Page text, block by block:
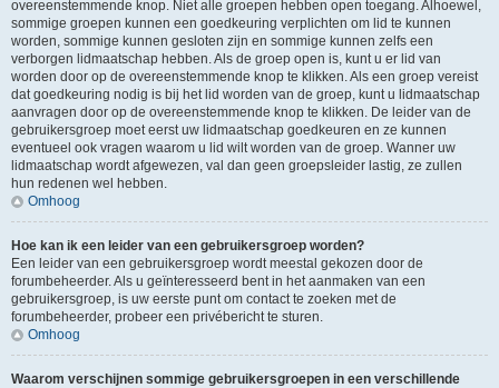
overeenstemmende knop. Niet alle groepen hebben open toegang. Alhoewel,
sommige groepen kunnen een goedkeuring verplichten om lid te kunnen
worden, sommige kunnen gesloten zijn en sommige kunnen zelfs een
verborgen lidmaatschap hebben. Als de groep open is, kunt u er lid van
worden door op de overeenstemmende knop te klikken. Als een groep vereist
dat goedkeuring nodig is bij het lid worden van de groep, kunt u lidmaatschap
aanvragen door op de overeenstemmende knop te klikken. De leider van de
gebruikersgroep moet eerst uw lidmaatschap goedkeuren en ze kunnen
eventueel ook vragen waarom u lid wilt worden van de groep. Wanner uw
lidmaatschap wordt afgewezen, val dan geen groepsleider lastig, ze zullen
hun redenen wel hebben.
Omhoog
Hoe kan ik een leider van een gebruikersgroep worden?
Een leider van een gebruikersgroep wordt meestal gekozen door de
forumbeheerder. Als u geïnteresseerd bent in het aanmaken van een
gebruikersgroep, is uw eerste punt om contact te zoeken met de
forumbeheerder, probeer een privébericht te sturen.
Omhoog
Waarom verschijnen sommige gebruikersgroepen in een verschillende